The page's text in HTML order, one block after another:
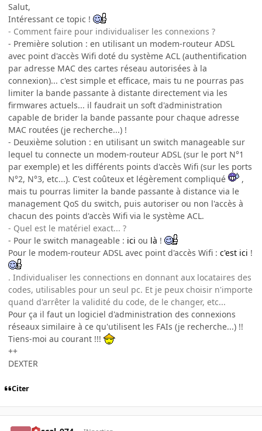
Salut,
Intéressant ce topic !
- Comment faire pour individualiser les connexions ?
- Première solution : en utilisant un modem-routeur ADSL
avec point d'accès Wifi doté du système ACL (authentification
par adresse MAC des cartes réseau autorisées à la
connexion)... c'est simple et efficace, mais tu ne pourras pas
limiter la bande passante à distante directement via les
firmwares actuels... il faudrait un soft d'administration
capable de brider la bande passante pour chaque adresse
MAC routées (je recherche...) !
- Deuxième solution : en utilisant un switch manageable sur
lequel tu connecte un modem-routeur ADSL (sur le port N°1
par exemple) et les différents points d'accès Wifi (sur les ports
N°2, N°3, etc...). C'est coûteux et légèrement compliqué
,
mais tu pourras limiter la bande passante à distance via le
management QoS du switch, puis autoriser ou non l'accès à
chacun des points d'accès Wifi via le système ACL.
- Quel est le matériel exact... ?
- Pour le switch manageable : ici ou là !
Pour le modem-routeur ADSL avec point d'accès Wifi : c'est ici !
. Individualiser les connections en donnant aux locataires des
codes, utilisables pour un seul pc. Et je peux choisir n'importe
quand d'arrêter la validité du code, de le changer, etc...
Pour ça il faut un logiciel d'administration des connexions
réseaux similaire à ce qu'utilisent les FAIs (je recherche...) !!
Tiens-moi au courant !!!
++
DEXTER
Citer